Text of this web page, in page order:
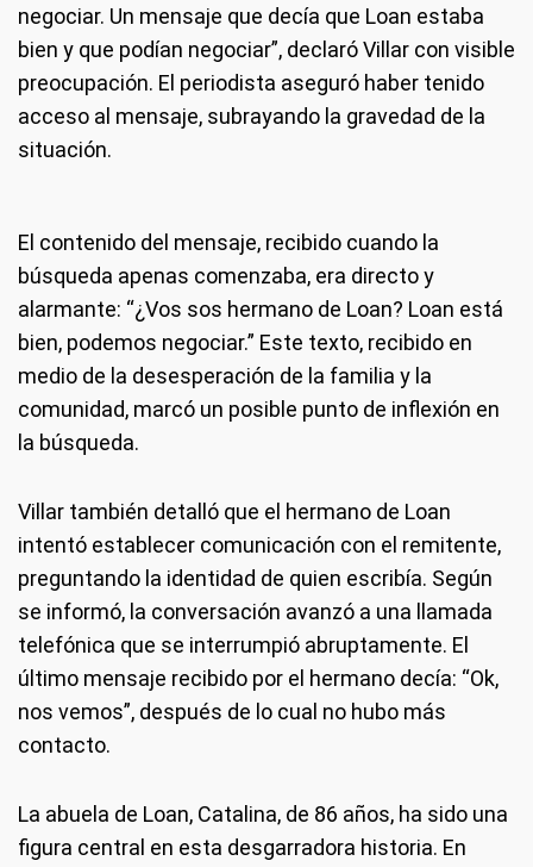
negociar. Un mensaje que decía que Loan estaba
bien y que podían negociar”, declaró Villar con visible
preocupación. El periodista aseguró haber tenido
acceso al mensaje, subrayando la gravedad de la
situación.
El contenido del mensaje, recibido cuando la
búsqueda apenas comenzaba, era directo y
alarmante: “¿Vos sos hermano de Loan? Loan está
bien, podemos negociar.” Este texto, recibido en
medio de la desesperación de la familia y la
comunidad, marcó un posible punto de inflexión en
la búsqueda.
Villar también detalló que el hermano de Loan
intentó establecer comunicación con el remitente,
preguntando la identidad de quien escribía. Según
se informó, la conversación avanzó a una llamada
telefónica que se interrumpió abruptamente. El
último mensaje recibido por el hermano decía: “Ok,
nos vemos”, después de lo cual no hubo más
contacto.
La abuela de Loan, Catalina, de 86 años, ha sido una
figura central en esta desgarradora historia. En